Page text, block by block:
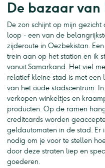
De bazaar van
De zon schijnt op mijn
loop - een van de
zijderoute in Oezbekistan.
trein aan op het station en ik
vanuit Samarkand. Het viel
relatief kleine stad is met
van het oude stadscentrum.
verkopen winkeltjes en
producten. Op de ramen
creditcards worden
geldautomaten in de stad. Er
nodig om je voor te stellen
door deze straten liep en
goederen.